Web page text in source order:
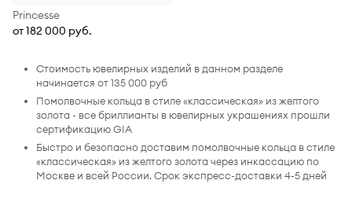
Princesse
от 182 000 руб.
Стоимость ювелирных изделий в данном разделе
начинается от 135 000 руб
Помолвочные кольца в стиле «классическая» из желтого
золота - все бриллианты в ювелирных украшениях прошли
сертификацию GIA
Быстро и безопасно доставим помолвочные кольца в стиле
«классическая» из желтого золота через инкассацию по
Москве и всей России. Срок экспресс-доставки 4-5 дней